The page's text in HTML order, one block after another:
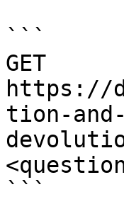
```
GET
https://
tion-
```